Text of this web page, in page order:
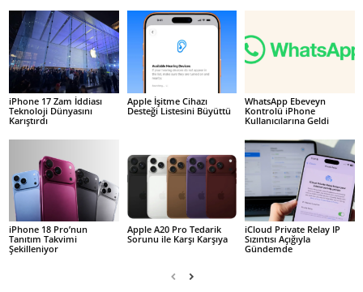
iPhone 17 Zam İddiası
Teknoloji Dünyasını
Karıştırdı
Apple İşitme Cihazı
Desteği Listesini Büyüttü
WhatsApp Ebeveyn
Kontrolü iPhone
Kullanıcılarına Geldi
iPhone 18 Pro’nun
Tanıtım Takvimi
Şekilleniyor
Apple A20 Pro Tedarik
Sorunu ile Karşı Karşıya
iCloud Private Relay IP
Sızıntısı Açığıyla
Gündemde